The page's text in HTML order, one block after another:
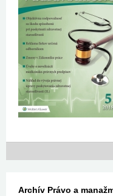
Archív Právo a